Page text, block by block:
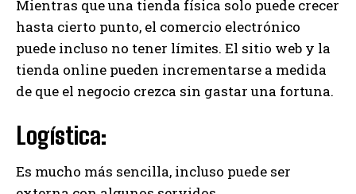
Mientras que una tienda física solo puede crecer
hasta cierto punto, el comercio electrónico
puede incluso no tener límites. El sitio web y la
tienda online pueden incrementarse a medida
de que el negocio crezca sin gastar una fortuna.
Logística:
Es mucho más sencilla, incluso puede ser